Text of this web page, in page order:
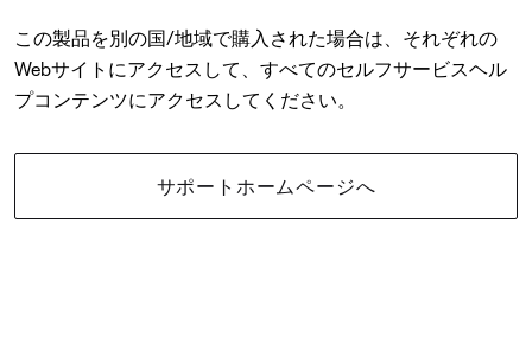
この製品を別の国/地域で購入された場合は、それぞれの
Webサイトにアクセスして、すべてのセルフサービスヘル
プコンテンツにアクセスしてください。
サポートホームページへ